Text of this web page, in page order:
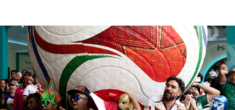
российского СПГ
вчера, 13:13Число жертв
атаки БПЛА на Белгород
выросло до пяти
вчера, 13:09Беспилотная